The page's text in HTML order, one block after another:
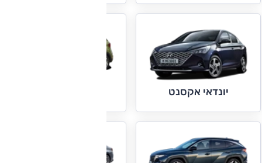
יונדאי אקסנט